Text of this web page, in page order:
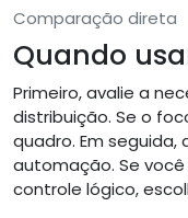
Comparação direta
Quando
Primeiro, avalie a
distribuição. Se o
quadro. Em
automação. Se
controle lógico,